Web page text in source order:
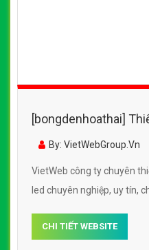
[bongdenhoathai]
Đèn Led Philips đẹp,
By: VietWebGroup.Vn
VietWeb công ty chuyên
led chuyên nghiệp, uy tín,
CHI TIẾT WEBSITE